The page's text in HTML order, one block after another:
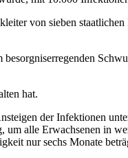
von sieben
hat.
der Infektionen
um alle Erwachsenen in
nur sechs Monate